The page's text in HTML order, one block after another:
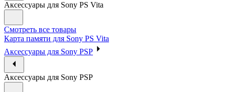
Аксессуары для Sony PS Vita
Смотреть все товары
Карта памяти для Sony PS Vita
Аксессуары для Sony PSP
Аксессуары для Sony PSP